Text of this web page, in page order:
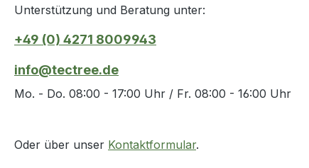
Unterstützung und Beratung unter:
+49 (0) 4271 8009943
info@tectree.de
Mo. - Do. 08:00 - 17:00 Uhr / Fr. 08:00 - 16:00 Uhr
Oder über unser Kontaktformular.